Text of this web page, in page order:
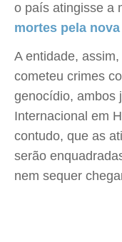
o país atingisse a
mortes pela
A entidade,
cometeu crimes
genocídio, ambos
Internacional em
contudo, que as
serão
nem sequer